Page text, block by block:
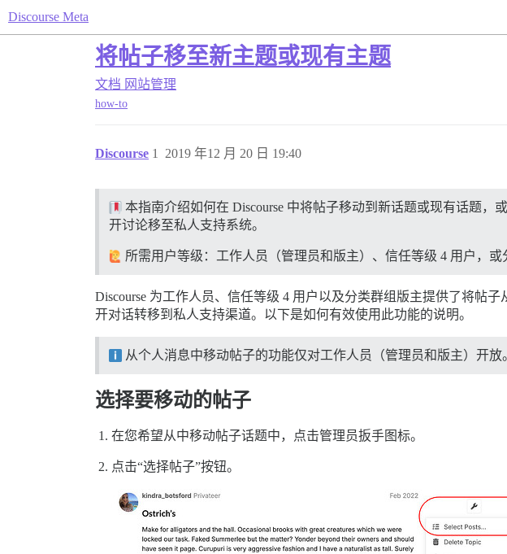
Discourse Meta
将帖子移至新主题或现有主题
文档 网站管理
how-to
Discourse 2019 年12 月 20 日 19:40
1
本指南介绍如何在 Discourse 中将帖子移动到新话题或现有话题
开讨论移至私人支持系统。
所需用户等级：工作人员（管理员和版主）、信任等级 4 用户，或
Discourse 为工作人员、信任等级 4 用户以及分类群组版主提供了将帖
开对话转移到私人支持渠道。以下是如何有效使用此功能的说明。
从个人消息中移动帖子的功能仅对工作人员（管理员和版主）开
选择要移动的帖子
在您希望从中移动帖子话题中，点击管理员扳手图标。
点击“选择帖子”按钮。